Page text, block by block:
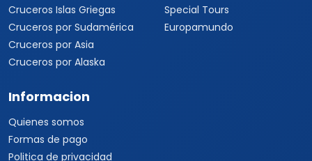
Cruceros Islas Griegas
Cruceros por Sudamérica
Cruceros por Asia
Cruceros por Alaska
Special Tours
Europamundo
Informacion
Quienes somos
Formas de pago
Politica de privacidad